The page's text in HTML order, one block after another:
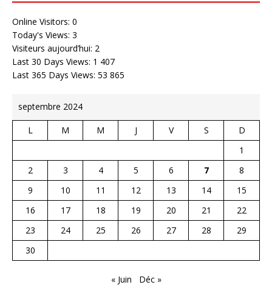
Online Visitors: 0
Today's Views: 3
Visiteurs aujourd’hui: 2
Last 30 Days Views: 1 407
Last 365 Days Views: 53 865
septembre 2024
L M M J V S
D
1
2
3 4 5 6 7
8
9
10 11 12 13 14
15
16
17 18 19 20 21
22
23
24 25 26 27 28
29
30
« Juin Déc »